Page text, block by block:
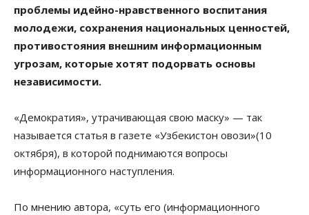
проблемы идейно-нравственного воспитания
молодежи, сохранения национальных ценностей,
противостояния внешним информационным
угрозам, которые хотят подорвать основы
независимости.
«Демократия», утрачивающая свою маску» — так
называется статья в газете «Узбекистон овози»(10
октября), в которой поднимаются вопросы
информационного наступления.
По мнению автора, «суть его (информационного